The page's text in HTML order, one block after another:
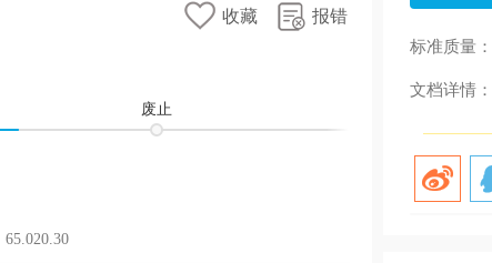
收藏 报错
废止
65.020.30
标准质量：
文档详情：